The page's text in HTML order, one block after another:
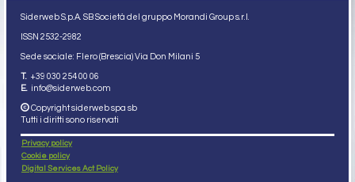
Siderweb S.p.A. SB Società del gruppo Morandi Group s.r.l.
ISSN 2532-2982
Sede sociale: Flero (Brescia) Via Don Milani 5
T. +39 030 254 00 06
E. info@siderweb.com
Copyright siderweb spa sb
Tutti i diritti sono riservati
Privacy policy
Cookie policy
Digital Services Act Policy